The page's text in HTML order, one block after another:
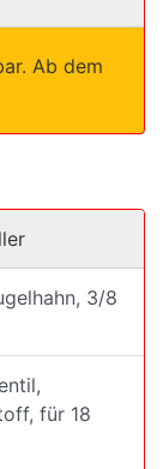
Ab dem
3/8
für 18